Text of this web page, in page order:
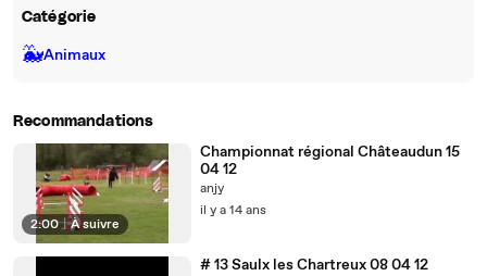
Catégorie
🐳Animaux
Recommandations
2:00 | À suivre
Championnat régional Châteaudun 15
04 12
anjy
il y a 14 ans
# 13 Saulx les Chartreux 08 04 12